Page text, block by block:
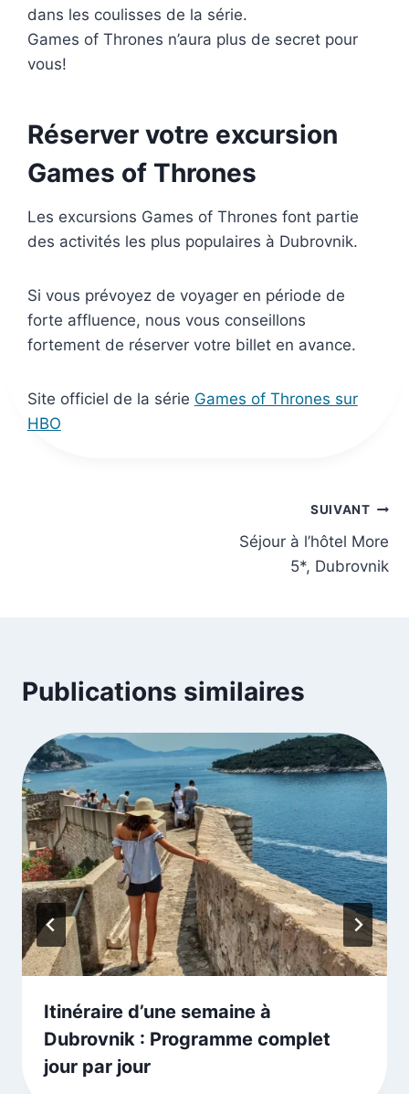
dans les coulisses de la série.
Games of Thrones n’aura plus de secret pour
vous!
Réserver votre excursion
Games of Thrones
Les excursions Games of Thrones font partie
des activités les plus populaires à Dubrovnik.
Si vous prévoyez de voyager en période de
forte affluence, nous vous conseillons
fortement de réserver votre billet en avance.
Site officiel de la série Games of Thrones sur
HBO
SUIVANT
Séjour à l’hôtel More
5*, Dubrovnik
Publications similaires
Itinéraire d’une semaine à
Dubrovnik : Programme complet
jour par jour